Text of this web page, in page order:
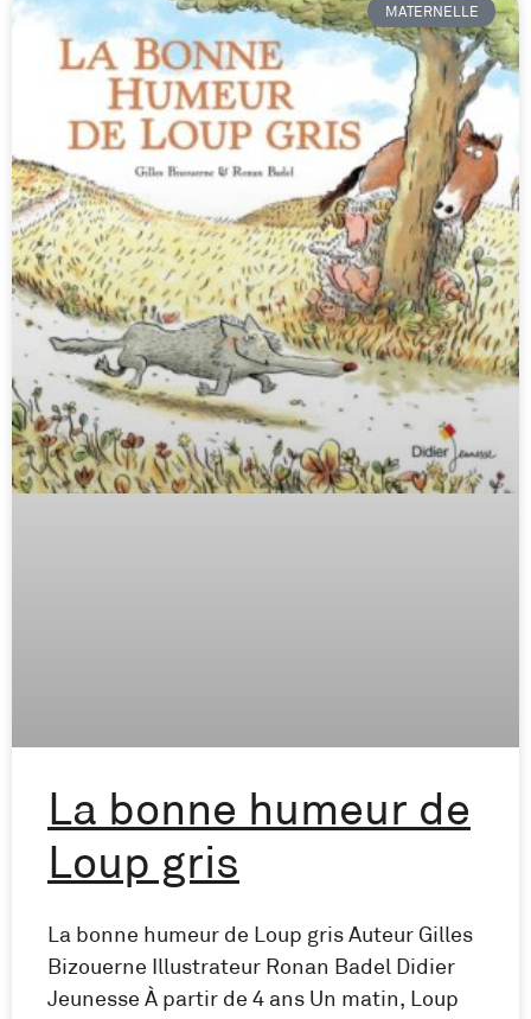
MATERNELLE
La bonne humeur de
Loup gris
La bonne humeur de Loup gris Auteur Gilles
Bizouerne Illustrateur Ronan Badel Didier
Jeunesse À partir de 4 ans Un matin, Loup